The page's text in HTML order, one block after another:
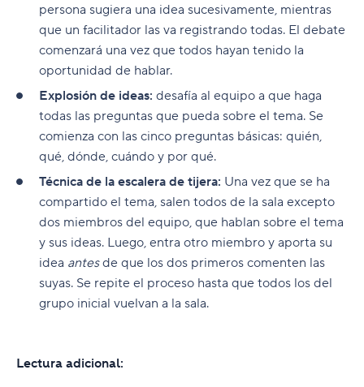
persona sugiera una idea sucesivamente, mientras
que un facilitador las va registrando todas. El debate
comenzará una vez que todos hayan tenido la
oportunidad de hablar.
Explosión de ideas: desafía al equipo a que haga
todas las preguntas que pueda sobre el tema. Se
comienza con las cinco preguntas básicas: quién,
qué, dónde, cuándo y por qué.
Técnica de la escalera de tijera: Una vez que se ha
compartido el tema, salen todos de la sala excepto
dos miembros del equipo, que hablan sobre el tema
y sus ideas. Luego, entra otro miembro y aporta su
idea antesde que los dos primeros comenten las
suyas. Se repite el proceso hasta que todos los del
grupo inicial vuelvan a la sala.
Lectura adicional: